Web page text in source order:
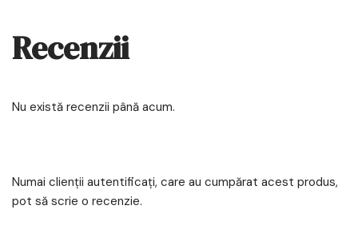
Recenzii
Nu există recenzii până acum.
Numai clienții autentificați, care au cumpărat acest produs,
pot să scrie o recenzie.